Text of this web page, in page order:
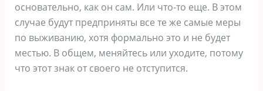
основательно, как он сам. Или что-то еще. В этом
случае будут предприняты все те же самые меры
по выживанию, хотя формально это и не будет
местью. В общем, меняйтесь или уходите, потому
что этот знак от своего не отступится.